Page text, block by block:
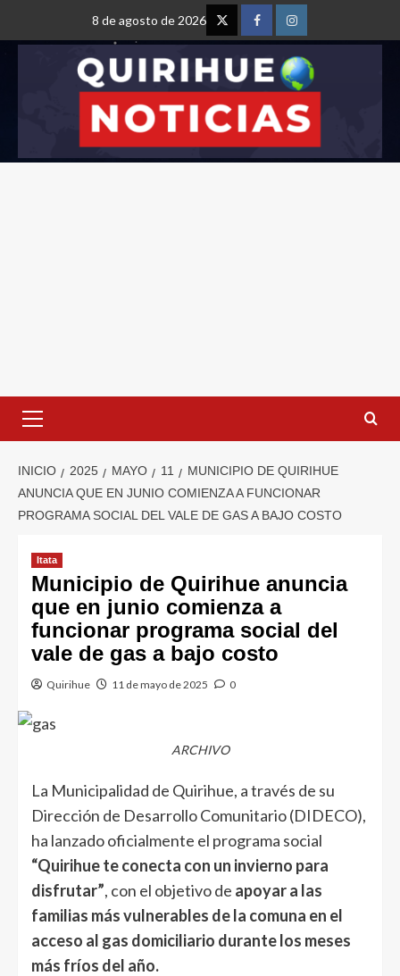
8 de agosto de 2026
INICIO 2025 MAYO 11
MUNICIPIO DE QUIRIHUE
ANUNCIA QUE EN JUNIO COMIENZA A FUNCIONAR
PROGRAMA SOCIAL DEL VALE DE GAS A BAJO COSTO
Itata
Municipio de Quirihue anuncia
que en junio comienza a
funcionar programa social del
vale de gas a bajo costo
Quirihue 11 de mayo de 2025 0
ARCHIVO
La Municipalidad de Quirihue, a través de su
Dirección de Desarrollo Comunitario (DIDECO),
ha lanzado oficialmente el programa social
“Quirihue te conecta con un invierno para
disfrutar”, con el objetivo de apoyar a las
familias más vulnerables de la comuna en el
acceso al gas domiciliario durante los meses
más fríos del año.